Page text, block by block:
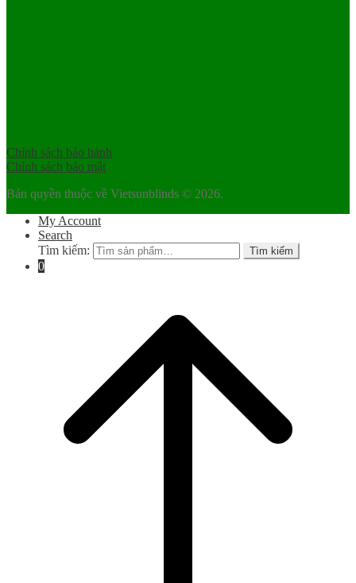
Chính sách bảo hành
Chính sách bảo mật
Bản quyền thuộc về Vietsunblinds © 2026.
My Account
Search
Tìm kiếm:
Tìm kiếm
0